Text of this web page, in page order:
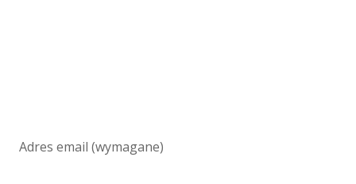
Adres email (wymagane)